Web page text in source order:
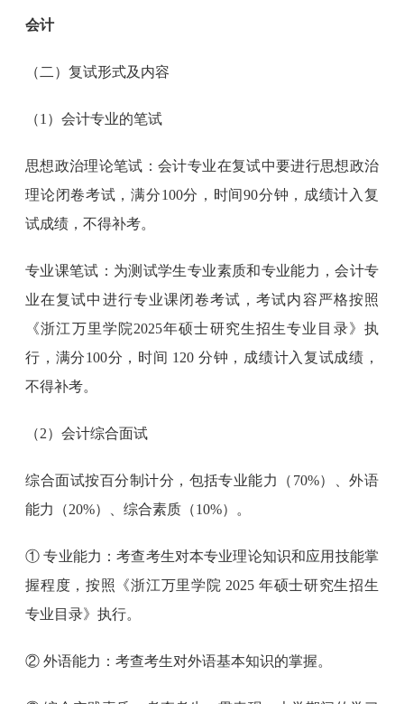
会计
（二）复试形式及内容
（1）会计专业的笔试
思想政治理论笔试：会计专业在复试中要进行思想政治
理论闭卷考试，满分100分，时间90分钟，成绩计入复
试成绩，不得补考。
专业课笔试：为测试学生专业素质和专业能力，会计专
业在复试中进行专业课闭卷考试，考试内容严格按照
《浙江万里学院2025年硕士研究生招生专业目录》执
行，满分100分，时间 120 分钟，成绩计入复试成绩，
不得补考。
（2）会计综合面试
综合面试按百分制计分，包括专业能力（70%）、外语
能力（20%）、综合素质（10%）。
① 专业能力：考查考生对本专业理论知识和应用技能掌
握程度，按照《浙江万里学院 2025 年硕士研究生招生
专业目录》执行。
② 外语能力：考查考生对外语基本知识的掌握。